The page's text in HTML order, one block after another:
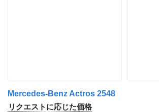
Mercedes-Benz Actros 2548
リクエストに応じた価格